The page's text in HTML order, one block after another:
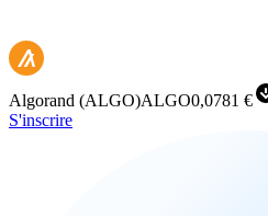
Algorand (ALGO)ALGO0,0781 €
S'inscrire